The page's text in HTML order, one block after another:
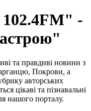
102.4FM" -
та правдиві новини з
Покрови, а
авторських
цікаві та пізнавальні
нашого порталу.